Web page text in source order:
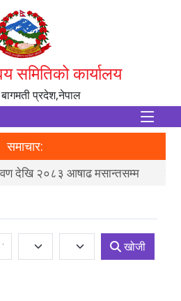
समितिको कार्यालय
प्रदेश,नेपाल
समाचार:
देखि २०८३ आषाढ मसान्तसम्म
खोजी